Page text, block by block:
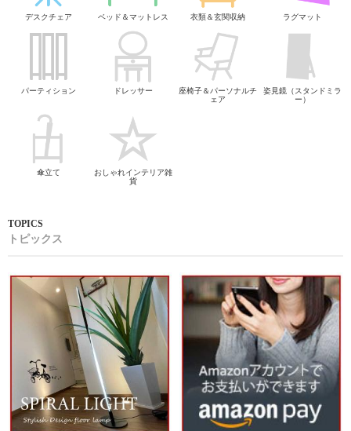
デスクチェア ベッド＆マットレス 衣類＆玄関収納 ラグマット
パーティション ドレッサー
座椅子＆パーソナルチ
ェア
姿見鏡（スタンドミラ
ー）
傘立て
おしゃれインテリア雑
貨
トピックス